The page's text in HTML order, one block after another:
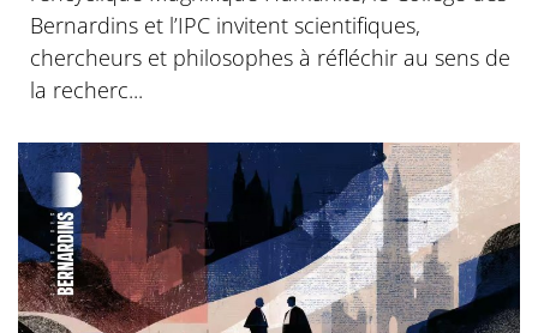
Bernardins et l’IPC invitent scientifiques,
chercheurs et philosophes à réfléchir au sens de
la recherc...